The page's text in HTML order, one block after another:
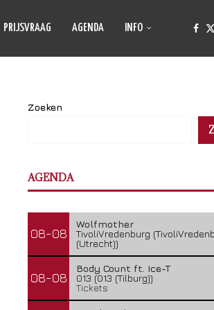
PRIJSVRAAG AGENDA INFO
Zoeken
AGENDA
08-08
Wolfmother
TivoliVredenburg
(Utrecht))
08-08
Body Count ft. Ice-T
013 (013 (Tilburg))
Tickets